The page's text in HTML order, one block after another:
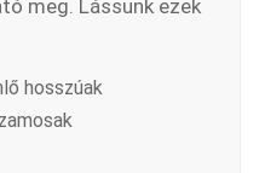
meg. Lássunk ezek
hosszúak